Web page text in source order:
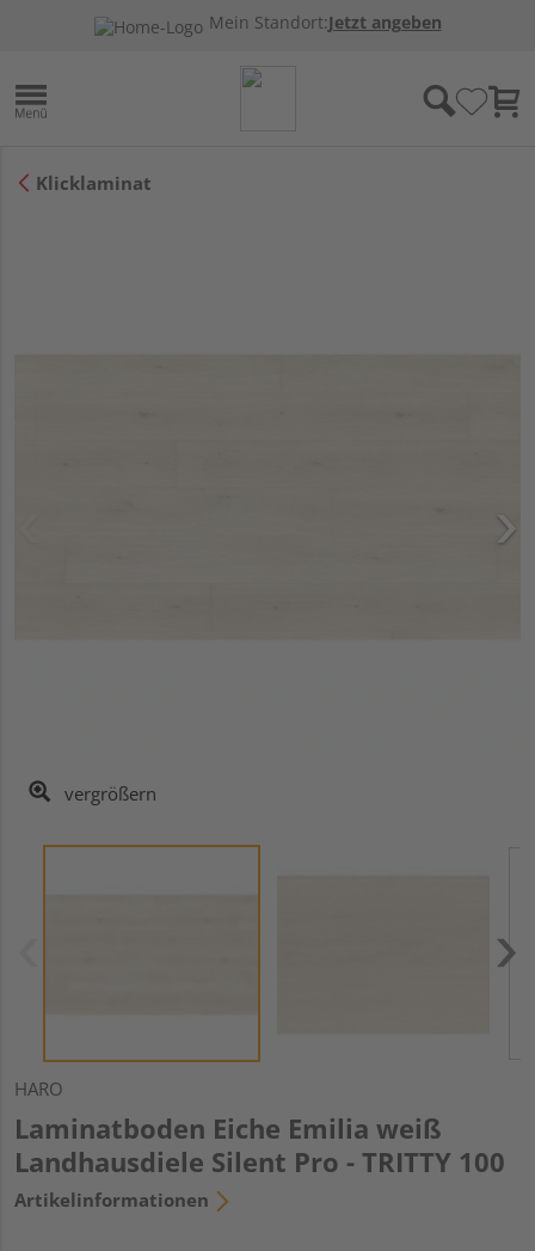
Mein Standort:Jetzt angeben
Klicklaminat
vergrößern
HARO
Laminatboden Eiche Emilia weiß
Landhausdiele Silent Pro - TRITTY 100
Artikelinformationen